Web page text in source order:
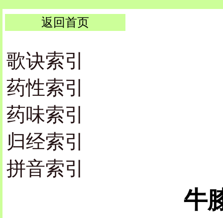
返回首页
歌诀索引
药性索引
药味索引
归经索引
拼音索引
牛